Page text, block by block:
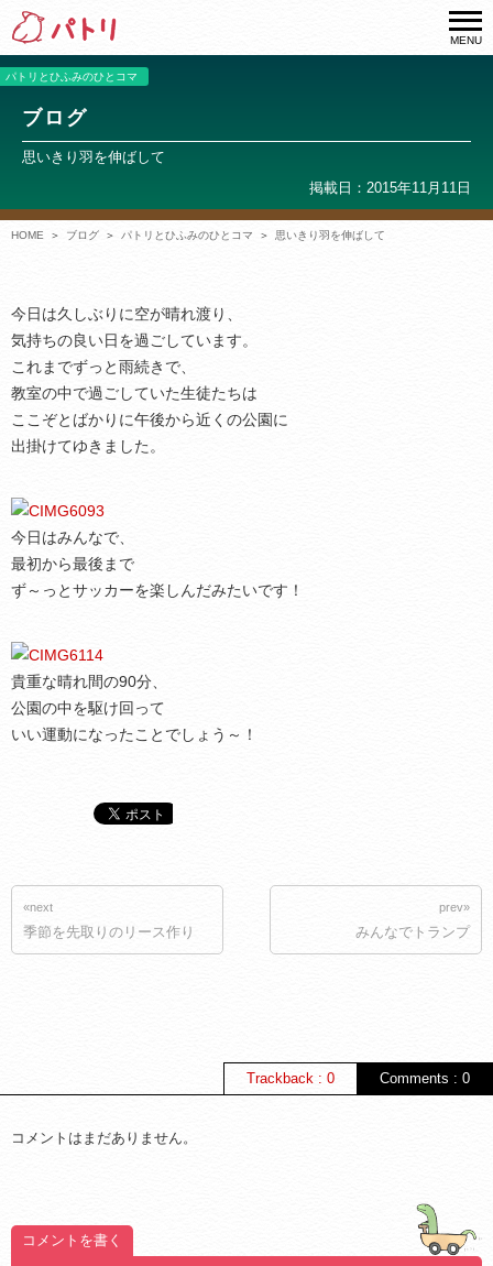
MENU
パトリとひふみのひとコマ
ブログ
思いきり羽を伸ばして
掲載日：2015年11月11日
HOME ブログ パトリとひふみのひとコマ 思いきり羽を伸ばして
今日は久しぶりに空が晴れ渡り、
気持ちの良い日を過ごしています。
これまでずっと雨続きで、
教室の中で過ごしていた生徒たちは
ここぞとばかりに午後から近くの公園に
出掛けてゆきました。
今日はみんなで、
最初から最後まで
ず～っとサッカーを楽しんだみたいです！
貴重な晴れ間の90分、
公園の中を駆け回って
いい運動になったことでしょう～！
«next
季節を先取りのリース作り
prev»
みんなでトランプ
Comments : 0
Trackback : 0
コメントはまだありません。
コメントを書く